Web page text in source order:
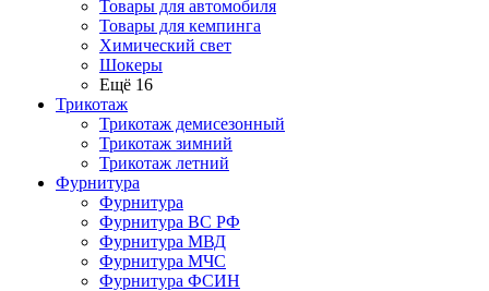
Товары для автомобиля
Товары для кемпинга
Химический свет
Шокеры
Ещё 16
Трикотаж
Трикотаж демисезонный
Трикотаж зимний
Трикотаж летний
Фурнитура
Фурнитура
Фурнитура ВС РФ
Фурнитура МВД
Фурнитура МЧС
Фурнитура ФСИН